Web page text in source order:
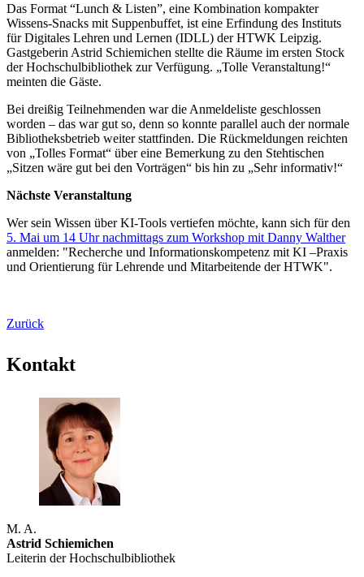
Das Format “Lunch & Listen”, eine Kombination kompakter
Wissens-Snacks mit Suppenbuffet, ist eine Erfindung des Instituts
für Digitales Lehren und Lernen (IDLL) der HTWK Leipzig.
Gastgeberin Astrid Schiemichen stellte die Räume im ersten Stock
der Hochschulbibliothek zur Verfügung. „Tolle Veranstaltung!“
meinten die Gäste.
Bei dreißig Teilnehmenden war die Anmeldeliste geschlossen
worden – das war gut so, denn so konnte parallel auch der normale
Bibliotheksbetrieb weiter stattfinden. Die Rückmeldungen reichten
von „Tolles Format“ über eine Bemerkung zu den Stehtischen
„Sitzen wäre gut bei den Vorträgen“ bis hin zu „Sehr informativ!“
Nächste Veranstaltung
Wer sein Wissen über KI-Tools vertiefen möchte, kann sich für den
5. Mai um 14 Uhr nachmittags zum Workshop mit Danny Walther
anmelden: "Recherche und Informationskompetenz mit KI –Praxis
und Orientierung für Lehrende und Mitarbeitende der HTWK".
Zurück
Kontakt
M. A.
Astrid Schiemichen
Leiterin der Hochschulbibliothek